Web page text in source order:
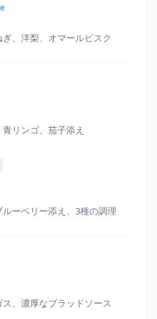
、洋梨、オマールビスク
リンゴ、茄子添え
ーベリー添え、3種の調理
、濃厚なブラッドソース